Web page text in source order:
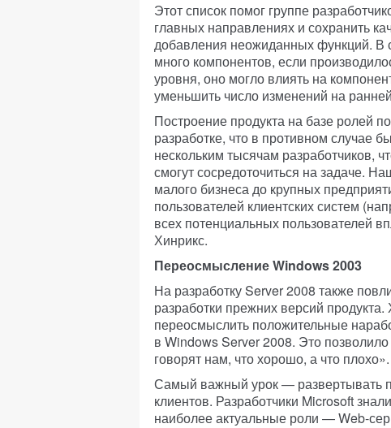
Этот список помог группе
главных направлениях и сохранить
добавления неожиданных функций. В
много компонентов, если
уровня, оно могло влиять на
уменьшить число изменений на
Построение продукта на базе ролей
разработке, что в противном случае
нескольким тысячам разработчиков,
смогут сосредоточиться на задаче.
малого бизнеса до крупных
пользователей клиентских систем
всех потенциальных пользователей
Хинрикс.
Переосмысление Windows 2003
На разработку Server 2008 также
разработки прежних версий
переосмыслить положительные
в Windows Server 2008. Это
говорят нам, что хорошо, а что плохо».
Самый важный урок — развертывать
клиентов. Разработчики Microsoft
наиболее актуальные роли — Web-